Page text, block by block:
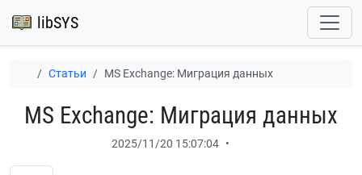
libSYS
Статьи MS Exchange: Миграция данных
MS Exchange: Миграция данных
2025/11/20 15:07:04 •